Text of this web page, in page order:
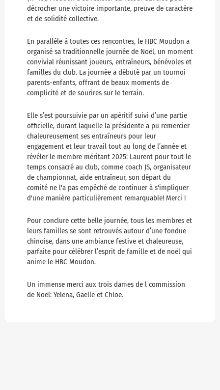
décrocher une victoire importante, preuve de caractère
et de solidité collective.
En parallèle à toutes ces rencontres, le HBC Moudon a
organisé sa traditionnelle journée de Noël, un moment
convivial réunissant joueurs, entraîneurs, bénévoles et
familles du club. La journée a débuté par un tournoi
parents-enfants, offrant de beaux moments de
complicité et de sourires sur le terrain.
Elle s’est poursuivie par un apéritif suivi d’une partie
officielle, durant laquelle la présidente a pu remercier
chaleureusement ses entraîneurs pour leur
engagement et leur travail tout au long de l’année et
révéler le membre méritant 2025: Laurent pour tout le
temps consacré au club, comme coach JS, organisateur
de championnat, aide entraîneur, son départ du
comité ne l'a pas empêché de continuer à s'impliquer
d'une manière particulièrement remarquable! Merci !
Pour conclure cette belle journée, tous les membres et
leurs familles se sont retrouvés autour d’une fondue
chinoise, dans une ambiance festive et chaleureuse,
parfaite pour célébrer l’esprit de famille et de noël qui
anime le HBC Moudon.
Un immense merci aux trois dames de l commission
de Noël: Yelena, Gaëlle et Chloe.